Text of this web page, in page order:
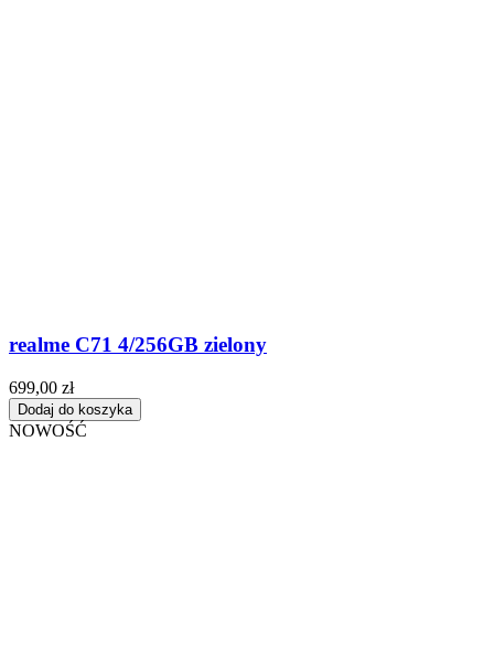
realme C71 4/256GB zielony
699,00 zł
Dodaj do koszyka
NOWOŚĆ